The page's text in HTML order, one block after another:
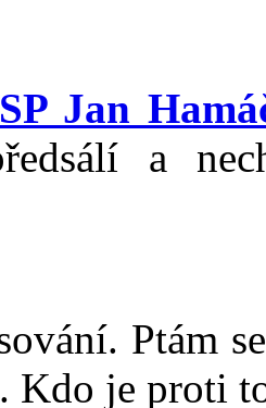
Jan
a
Ptám
Kdo je proti